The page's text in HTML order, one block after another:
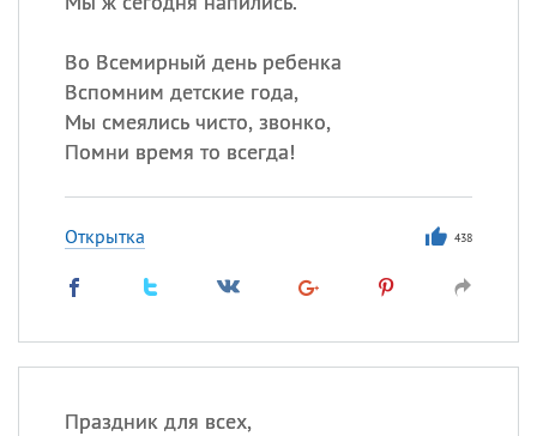
Во Всемирный день ребенка
Вспомним детские года,
Мы смеялись чисто, звонко,
Помни время то всегда!
Открытка 438
Праздник для всех,